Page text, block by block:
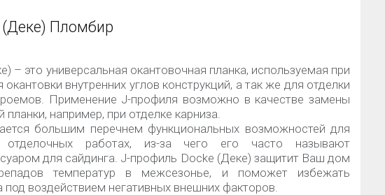
(Деке) Пломбир
– это универсальная окантовочная планка, используемая при
внутренних углов конструкций, а так же для отделки
Применение J-профиля возможно в качестве замены
например, при отделке карниза.
большим перечнем функциональных возможностей для
отделочных работах, из-за чего его часто называют
для сайдинга. J-профиль Docke (Деке) защитит Ваш дом
температур в межсезонье, и поможет избежать
воздействием негативных внешних факторов.